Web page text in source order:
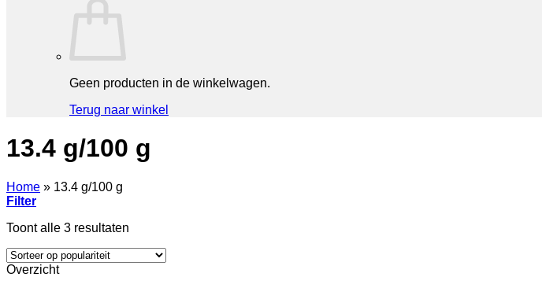
Geen producten in de winkelwagen.
Terug naar winkel
13.4 g/100 g
Home » 13.4 g/100 g
Filter
Toont alle 3 resultaten
populariteit
Overzicht